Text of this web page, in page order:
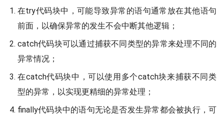
在try代码块中，可能导致异常的语句通常放在其他语句
前面，以确保异常的发生不会中断其他逻辑；
catch代码块可以通过捕获不同类型的异常来处理不同的
异常情况；
在catch代码块中，可以使用多个catch块来捕获不同类
型的异常，以实现更精细的异常处理；
finally代码块中的语句无论是否发生异常都会被执行，可